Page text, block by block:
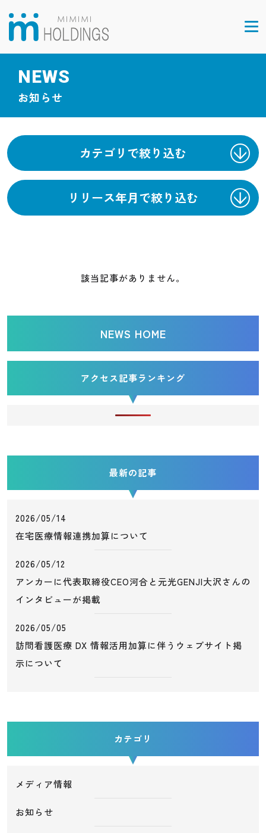
NEWS
お知らせ
カテゴリで絞り込む
リリース年月で絞り込む
該当記事がありません。
NEWS HOME
アクセス記事ランキング
最新の記事
2026/05/14
在宅医療情報連携加算について
2026/05/12
アンカーに代表取締役CEO河合と元光GENJI大沢さんの
インタビューが掲載
2026/05/05
訪問看護医療 DX 情報活用加算に伴うウェブサイト掲
示について
カテゴリ
メディア情報
お知らせ